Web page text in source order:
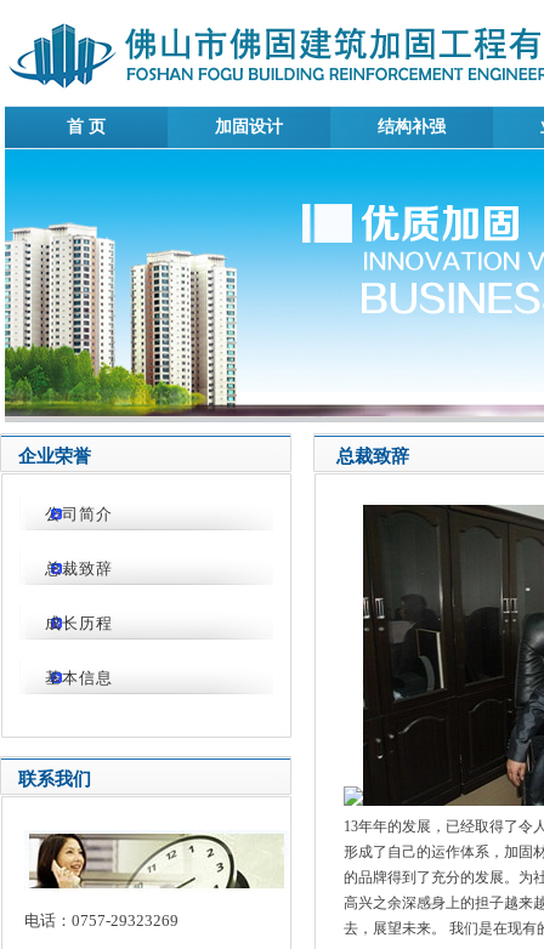
首 页 加固设计 结构补强
企业荣誉
公司简介
总裁致辞
成长历程
基本信息
联系我们
电话：0757-29323269
总裁致辞
13年年的发展，已经取得了令
形成了自己的运作体系，加固
的品牌得到了充分的发展。为
高兴之余深感身上的担子越来
去，展望未来。 我们是在现有